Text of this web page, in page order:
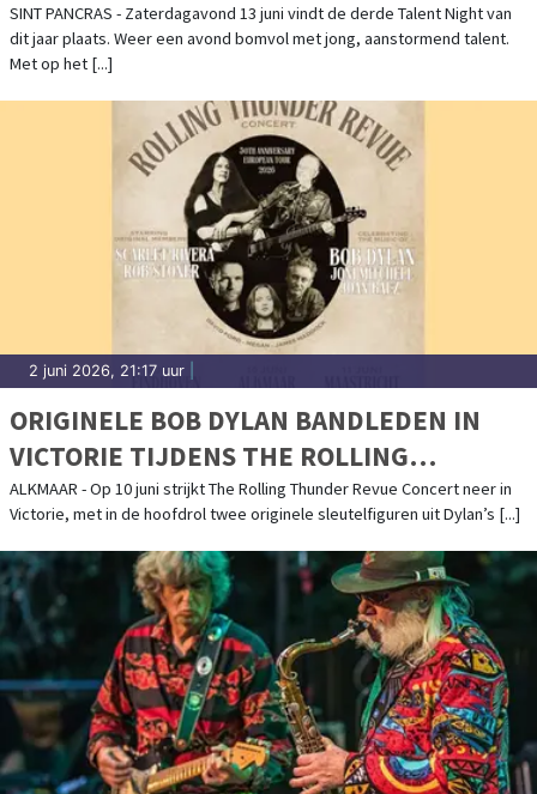
SINT PANCRAS - Zaterdagavond 13 juni vindt de derde Talent Night van
dit jaar plaats. Weer een avond bomvol met jong, aanstormend talent.
Met op het [...]
2 juni 2026, 21:17 uur
ORIGINELE BOB DYLAN BANDLEDEN IN
VICTORIE TIJDENS THE ROLLING
THUNDER REVUE CONCERT
ALKMAAR - Op 10 juni strijkt The Rolling Thunder Revue Concert neer in
Victorie, met in de hoofdrol twee originele sleutelfiguren uit Dylan’s [...]